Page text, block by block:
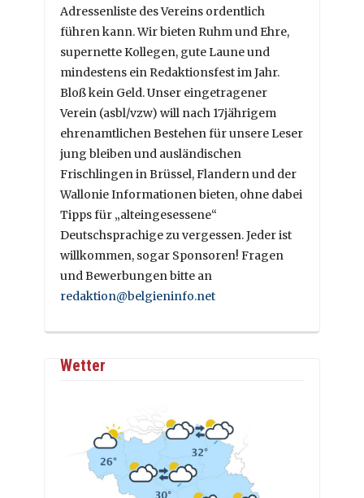
Adressenliste des Vereins ordentlich
führen kann. Wir bieten Ruhm und Ehre,
supernette Kollegen, gute Laune und
mindestens ein Redaktionsfest im Jahr.
Bloß kein Geld. Unser eingetragener
Verein (asbl/vzw) will nach 17jährigem
ehrenamtlichen Bestehen für unsere Leser
jung bleiben und ausländischen
Frischlingen in Brüssel, Flandern und der
Wallonie Informationen bieten, ohne dabei
Tipps für „alteingesessene“
Deutschsprachige zu vergessen. Jeder ist
willkommen, sogar Sponsoren! Fragen
und Bewerbungen bitte an
redaktion@belgieninfo.net
Wetter